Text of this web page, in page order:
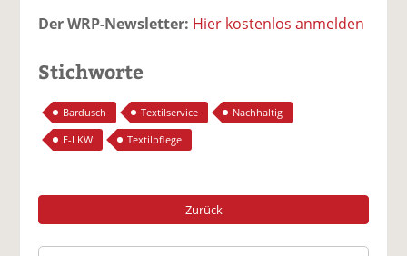
Der WRP-Newsletter: Hier kostenlos anmelden
Stichworte
Bardusch Textilservice
Nachhaltig
E-LKW
Textilpflege
Zurück